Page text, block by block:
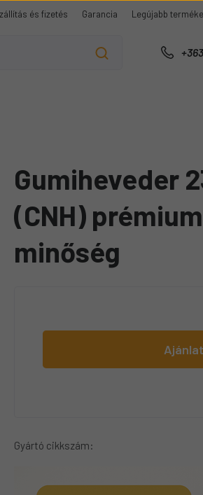
és fizetés Garancia Legújabb
Gumiheveder
(CNH)
minőség
Gyártó cikkszám: